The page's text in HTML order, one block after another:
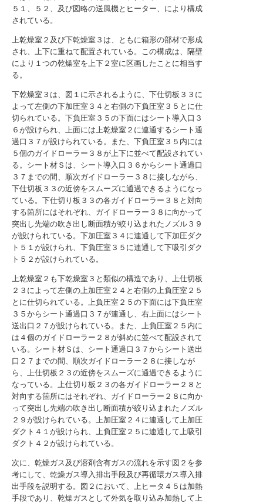
５１、５２、及び図略の送風機とヒーター、により構成
されている。
上乾燥室２及び下乾燥室３は、ともに箱形の部材で形成
され、上下に重ねて配置されている。この構成は、隔壁
により１つの乾燥室を上下２室に区画したことに相当す
る。
下乾燥室３は、図１に示されるように、下仕切板３３に
よって左側の下加圧室３４と右側の下負圧室３５とに仕
切られている。下負圧室３５の下面にはシート導入口３
６が設けられ、上面には上乾燥室２に連通するシート通
過口３７が設けられている。また、下負圧室３５内には
５個のガイドローラー３８が上下に並べて配設されてい
る。シート材Ｓは、シート導入口３６からシート通過口
３７までの間、順次ガイドローラー３８に接しながら、
下仕切板３３の近傍をスムーズに通過できるようになっ
ている。下仕切り板３３の各ガイドローラー３８と対向
する箇所にはそれぞれ、ガイドローラー３８に向かって
突出し先端の吹き出し断面積が絞り込まれたノズル３９
が設けられている。下加圧室３４に連通して下加圧ダク
ト５１が設けられ、下負圧室３５に連通して下吸引ダク
ト５２が設けられている。
上乾燥室２も下乾燥室３と類似の構造であり、上仕切板
２３によって左側の上加圧室２４と右側の上負圧室２５
とに仕切られている。上負圧室２５の下面には下負圧室
３５からシート通過口３７が連通し、右上面にはシート
送出口２７が設けられている。また、上負圧室２５内に
は４個のガイドローラー２８が斜めに並べて配設されて
いる。シート材Ｓは、シート通過口３７からシート送出
口２７までの間、順次ガイドローラー２８に接しなが
ら、上仕切板２３の近傍をスムーズに通過できるように
なっている。上仕切り板２３の各ガイドローラー２８と
対向する箇所にはそれぞれ、ガイドローラー２８に向か
って突出し先端の吹き出し断面積が絞り込まれたノズル
２９が設けられている。上加圧室２４に連通して上加圧
ダクト４１が設けられ、上負圧室２５に連通して上吸引
ダクト４２が設けられている。
次に、乾燥ガス及び溶剤含有ガスの流れを示す図２を参
考にして、乾燥ガス導入排出手段及び再循環ガス導入排
出手段を説明する。図２において、上ヒータ４５は加熱
手段であり、乾燥ガスとして外気を取り込み加熱して上